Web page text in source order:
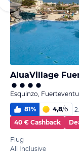
AluaVillage
Esquinzo,
81% 4,8/6
40 € Cashback
Flug
All Inclusive